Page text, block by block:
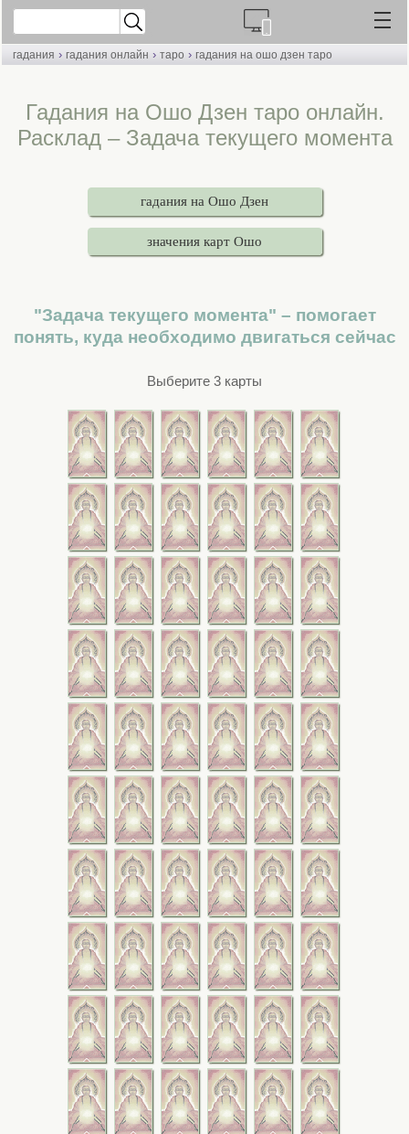
гадания › гадания онлайн › таро › гадания на ошо дзен таро
Гадания на Ошо Дзен таро онлайн.
Расклад – Задача текущего момента
гадания на Ошо Дзен
значения карт Ошо
"Задача текущего момента" – помогает
понять, куда необходимо двигаться сейчас
Выберите 3 карты